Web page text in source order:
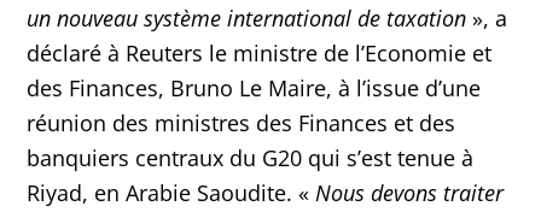
un nouveau système international de taxation », a
déclaré à Reuters le ministre de l’Economie et
des Finances, Bruno Le Maire, à l’issue d’une
réunion des ministres des Finances et des
banquiers centraux du G20 qui s’est tenue à
Riyad, en Arabie Saoudite. «Nous devons traiter